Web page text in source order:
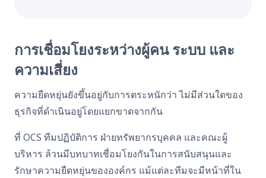
การเชื่อมโยงระหว่างผู้คน ระบบ และ
ความเสี่ยง
ความยืดหยุ่นยังขึ้นอยู่กับการตระหนักว่า ไม่มีส่วนใดของ
ธุรกิจที่ดำเนินอยู่โดยแยกขาดจากกัน
ที่ OCS ทีมปฏิบัติการ ฝ่ายทรัพยากรบุคคล และคณะผู้
บริหาร ล้วนมีบทบาทเชื่อมโยงกันในการสนับสนุนและ
รักษาความยืดหยุ่นขององค์กร แม้แต่ละทีมจะมีหน้าที่ใน